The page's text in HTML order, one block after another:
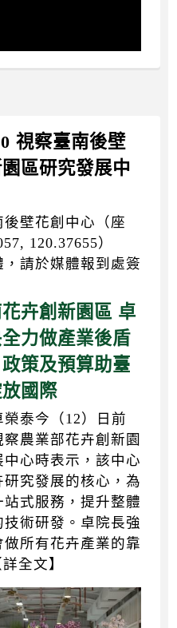
視察臺南後壁
區研究發展中
壁花創中心（座
120.37655）
請於媒體報到處簽
卉創新園區 卓
力做產業後盾
策及預算助臺
國際
泰今（12）日前
農業部花卉創新園
中心時表示，該中心
研究發展的核心，為
站式服務，提升整體
術研發。卓院長強
所有花卉產業的靠
全文】